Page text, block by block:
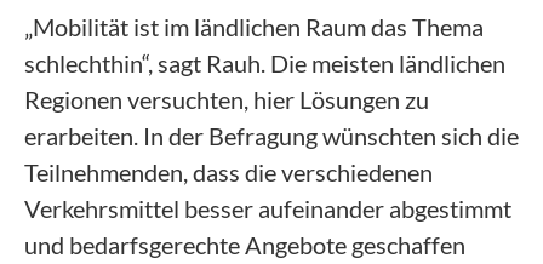
„Mobilität ist im ländlichen Raum das Thema
schlechthin“, sagt Rauh. Die meisten ländlichen
Regionen versuchten, hier Lösungen zu
erarbeiten. In der Befragung wünschten sich die
Teilnehmenden, dass die verschiedenen
Verkehrsmittel besser aufeinander abgestimmt
und bedarfsgerechte Angebote geschaffen